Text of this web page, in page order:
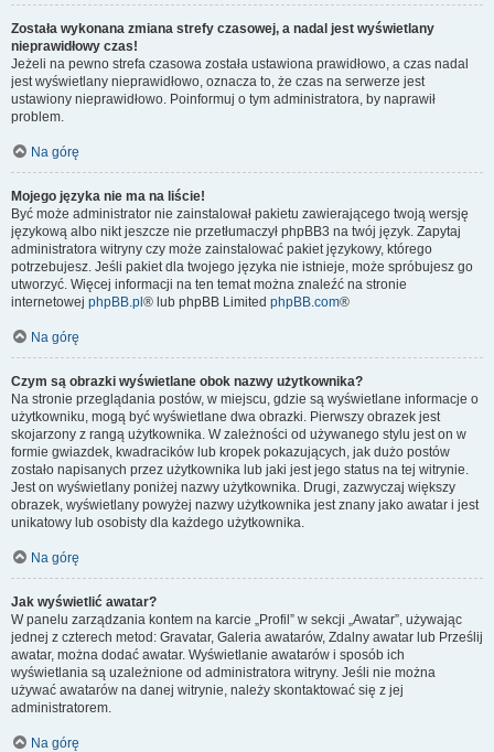
Została wykonana zmiana strefy czasowej, a nadal jest wyświetlany
nieprawidłowy czas!
Jeżeli na pewno strefa czasowa została ustawiona prawidłowo, a czas nadal
jest wyświetlany nieprawidłowo, oznacza to, że czas na serwerze jest
ustawiony nieprawidłowo. Poinformuj o tym administratora, by naprawił
problem.
Na górę
Mojego języka nie ma na liście!
Być może administrator nie zainstalował pakietu zawierającego twoją wersję
językową albo nikt jeszcze nie przetłumaczył phpBB3 na twój język. Zapytaj
administratora witryny czy może zainstalować pakiet językowy, którego
potrzebujesz. Jeśli pakiet dla twojego języka nie istnieje, może spróbujesz go
utworzyć. Więcej informacji na ten temat można znaleźć na stronie
internetowej phpBB.pl ® lub phpBB Limited phpBB.com®
Na górę
Czym są obrazki wyświetlane obok nazwy użytkownika?
Na stronie przeglądania postów, w miejscu, gdzie są wyświetlane informacje o
użytkowniku, mogą być wyświetlane dwa obrazki. Pierwszy obrazek jest
skojarzony z rangą użytkownika. W zależności od używanego stylu jest on w
formie gwiazdek, kwadracików lub kropek pokazujących, jak dużo postów
zostało napisanych przez użytkownika lub jaki jest jego status na tej witrynie.
Jest on wyświetlany poniżej nazwy użytkownika. Drugi, zazwyczaj większy
obrazek, wyświetlany powyżej nazwy użytkownika jest znany jako awatar i jest
unikatowy lub osobisty dla każdego użytkownika.
Na górę
Jak wyświetlić awatar?
W panelu zarządzania kontem na karcie „Profil” w sekcji „Awatar”, używając
jednej z czterech metod: Gravatar, Galeria awatarów, Zdalny awatar lub Prześlij
awatar, można dodać awatar. Wyświetlanie awatarów i sposób ich
wyświetlania są uzależnione od administratora witryny. Jeśli nie można
używać awatarów na danej witrynie, należy skontaktować się z jej
administratorem.
Na górę